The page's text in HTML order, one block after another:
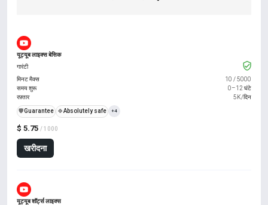
यूट्यूब लाइक्स बेसिक
$ 5.75 / 1000
खरीदना
गारंटी
मिनट मैक्स
10 /5000
समय शुरू
0–12 घंटे
रफ़्तार
5K/दिन
️🛡️Guarantee 🍀Absolutely safe +4
यूट्यूब शॉर्ट्स लाइक्स